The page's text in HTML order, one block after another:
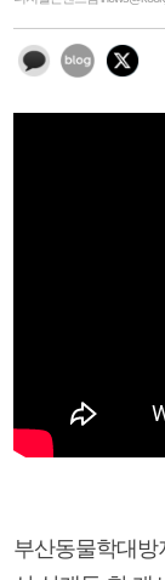
부산동물학대